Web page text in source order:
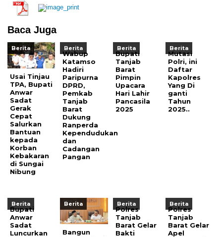
Baca Juga
Berita
Usai Tinjau
TPA, Bupati
Anwar
Sadat
Gerak
Cepat
Salurkan
Bantuan
kepada
Korban
Kebakaran
di Sungai
Nibung
Berita
Wabup
Katamso
Hadiri
Paripurna
DPRD,
Pemkab
Tanjab
Barat
Dukung
Ranperda
Kependudukan
dan
Cadangan
Pangan
Berita
Bupati
Tanjab
Barat
Pimpin
Upacara
Hari Lahir
Pancasila
2025
Berita
Mutasi
Polri, ini
Daftar
Kapolres
Yang Di
ganti
Tahun
2025..
Berita
Bupati
Anwar
Sadat
Luncurkan
Berita
Bangun
Berita
Polres
Tanjab
Barat Gelar
Bakti
Berita
Polres
Tanjab
Barat Gelar
Apel